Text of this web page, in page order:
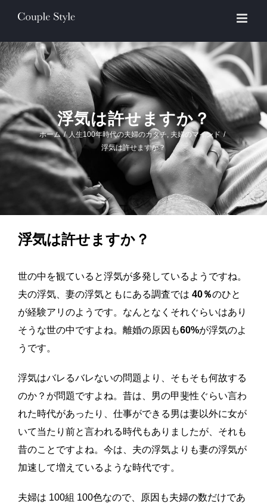
content
浮気は許せますか？
ホーム / 人生100年時代の夫婦のカタチ, 夫婦のマインド /
浮気は許せますか？
浮気は許せますか？
世の中を観ていると浮気が多発しているようですね。
夫の浮気、妻の浮気ともにある調査では 40％のひと
が経験アリのようです。なんとなくそれぐらいはあり
そうな世の中ですよね。離婚の原因も60%が浮気のよ
うです。
浮気はバレるバレないの問題より、そもそも何故する
のか？が問題ですよね。昔は、男の甲斐性ぐらい言わ
れた時代があったり、仕事ができる男は妻以外に女が
いて当たり前と言われる時代もありましたが、それも
昔のことですよね。今は、夫の浮気よりも妻の浮気が
加速して増えているような時代です。
夫婦は 100組 100色なので、原因も夫婦の数だけであ